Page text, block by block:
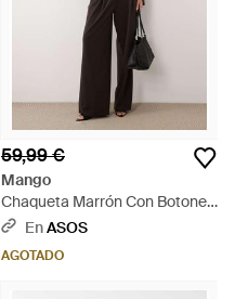
59,99 €
Mango
Chaqueta Marrón Con Botones
Dorados De Punto Compacto
EnASOS
AGOTADO